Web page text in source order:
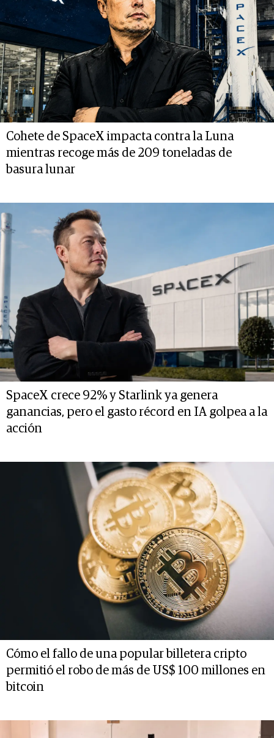
Cohete de SpaceX impacta contra la Luna
mientras recoge más de 209 toneladas de
basura lunar
SpaceX crece 92% y Starlink ya genera
ganancias, pero el gasto récord en IA golpea a la
acción
Cómo el fallo de una popular billetera cripto
permitió el robo de más de US$ 100 millones en
bitcoin